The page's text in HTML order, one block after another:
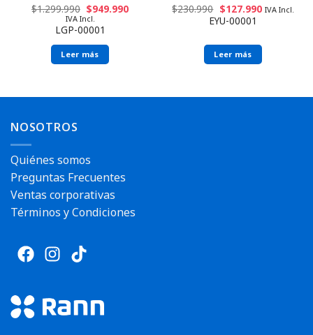
$1.299.990 $949.990
IVA Incl.
LGP-00001
Leer más
$230.990 $127.990 IVA Incl.
EYU-00001
Leer más
NOSOTROS
Quiénes somos
Preguntas Frecuentes
Ventas corporativas
Términos y Condiciones